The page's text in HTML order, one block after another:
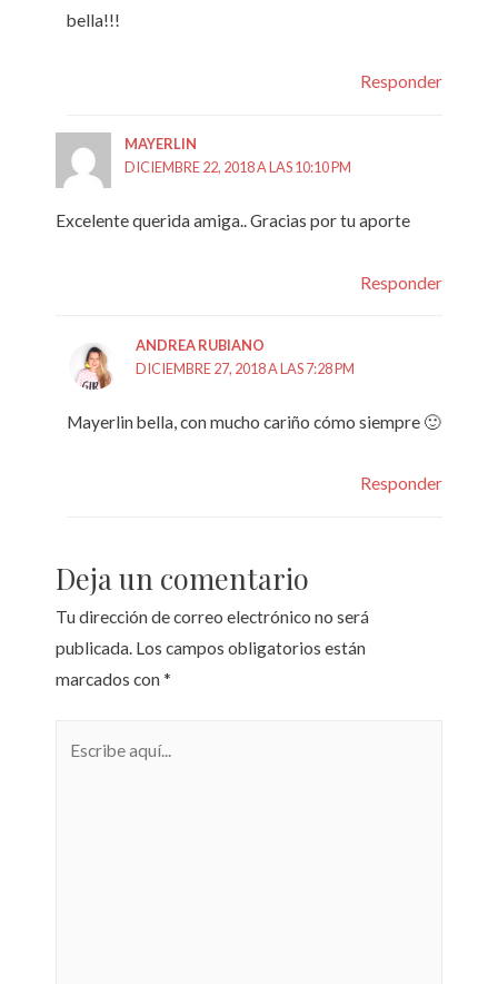
bella!!!
Responder
MAYERLIN
DICIEMBRE 22, 2018 A LAS 10:10 PM
Excelente querida amiga.. Gracias por tu aporte
Responder
ANDREA RUBIANO
DICIEMBRE 27, 2018 A LAS 7:28 PM
Mayerlin bella, con mucho cariño cómo siempre 🙂
Responder
Deja un comentario
Tu dirección de correo electrónico no será
publicada. Los campos obligatorios están
marcados con *